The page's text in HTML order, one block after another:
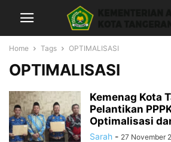
Home Tags OPTIMALISASI
OPTIMALISASI
Kemenag Kota
Pelantikan
Optimalisasi
Sarah - 27 November